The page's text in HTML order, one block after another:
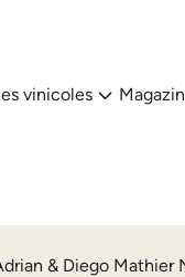
vinicoles
& Diego Mathier